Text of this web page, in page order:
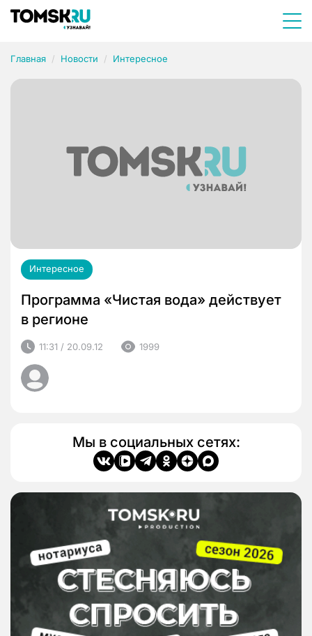
Главная Новости Интересное
Интересное
Программа «Чистая вода» действует
в регионе
11:31 / 20.09.12 1999
Мы в социальных сетях: